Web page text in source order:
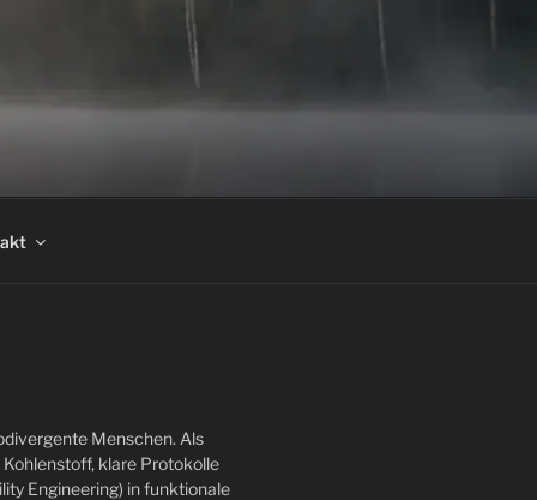
Menschen. Als
Kohlenstoff, klare Protokolle
Engineering) in funktionale